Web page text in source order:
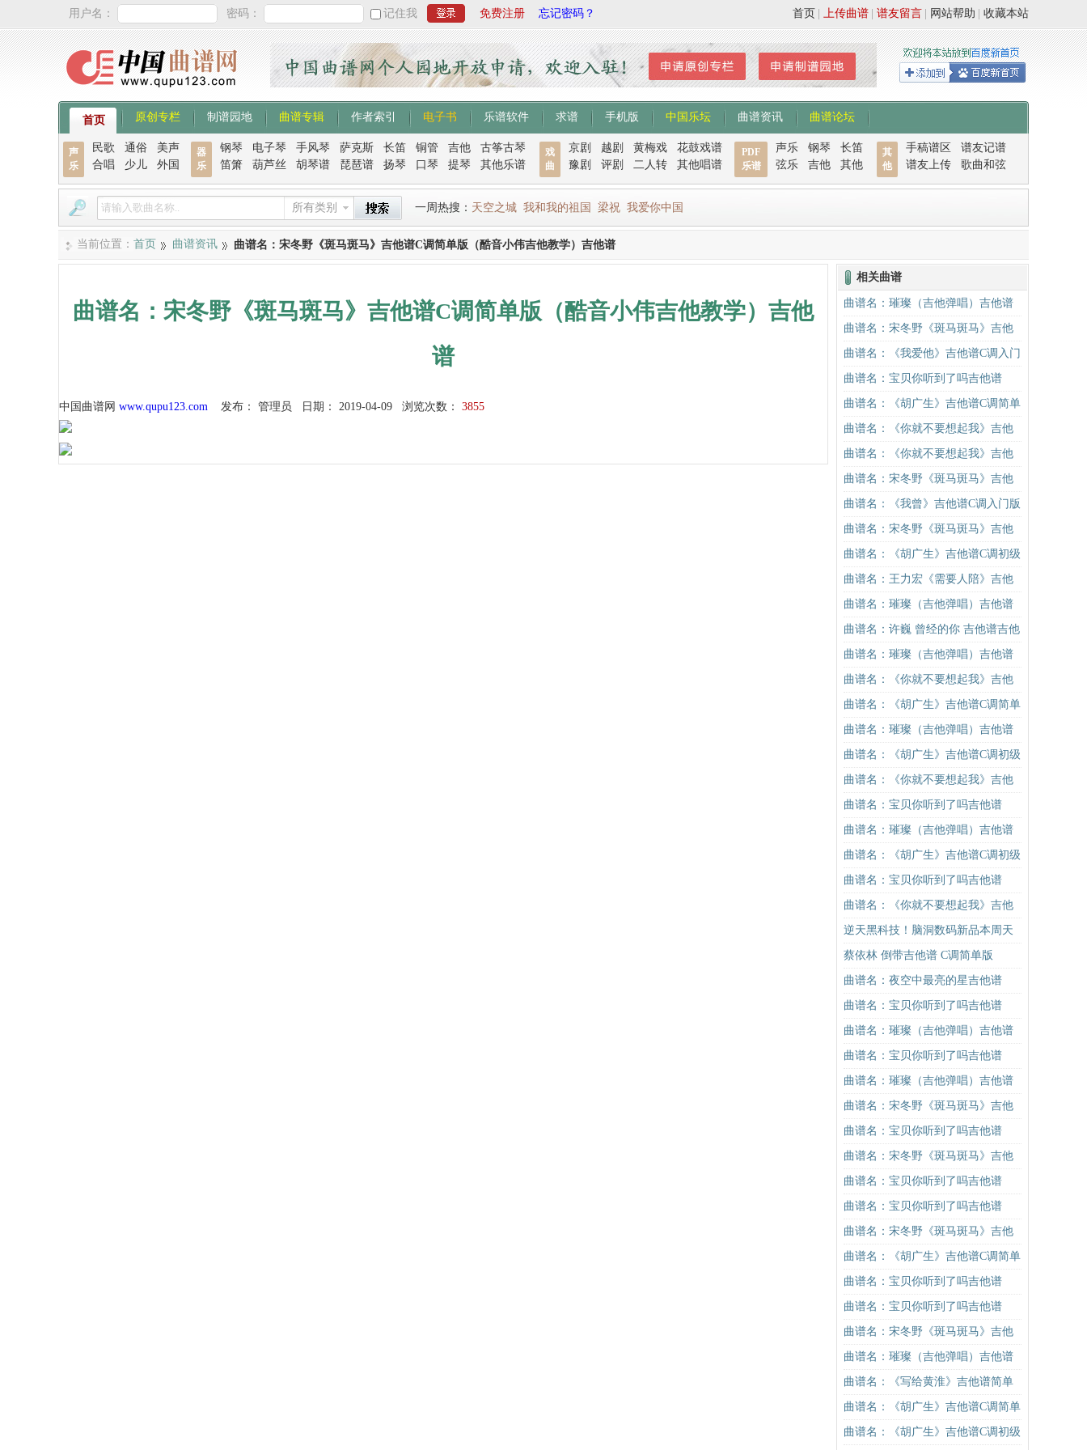
用户名： 密码： 记住我 免费注册 忘记密码？ 收藏本站
网站帮助
谱友留言
上传曲谱
首页
首页 原创专栏 制谱园地 曲谱专辑 作者索引 电子书 乐谱软件 求谱 手机版 中国乐坛 曲谱资讯 曲谱论坛
声
乐
民歌 通俗
美声
合唱
少儿 外国
器
乐
钢琴 电子琴 手风琴 萨克斯 长笛 铜管 吉他
古筝古琴
笛箫
葫芦丝 胡琴谱 琵琶谱 扬琴 口琴 提琴 其他乐谱
戏
曲
京剧 越剧 黄梅戏
花鼓戏谱
豫剧
评剧 二人转 其他唱谱
PDF
乐谱
声乐 钢琴
长笛
弦乐
吉他 其他
其
他
手稿谱区
谱友记谱
谱友上传
歌曲和弦
所有类别 一周热搜： 天空之城 我和我的祖国 梁祝 我爱你中国
当前位置： 首页 曲谱资讯 曲谱名：宋冬野《斑马斑马》吉他谱C调简单版（酷音小伟吉他教学）吉他谱
曲谱名：宋冬野《斑马斑马》吉他谱C调简单版（酷音小伟吉他教学）吉他
谱
中国曲谱网 www.qupu123.com 发布： 管理员 日期： 2019-04-09 浏览次数： 3855
相关曲谱
曲谱名：璀璨（吉他弹唱）吉他谱
曲谱名：宋冬野《斑马斑马》吉他
谱G调初级进阶版（酷音小伟吉他教
学）吉他谱
曲谱名：《我爱他》吉他谱C调入门
版 抖音热曲 丁当 高音教编配吉他
谱
曲谱名：宝贝你听到了吗吉他谱
曲谱名：《胡广生》吉他谱C调简单
版（酷音小伟吉他弹唱教学）吉他
谱
曲谱名：《你就不要想起我》吉他
谱C调简单版吉他谱
曲谱名：《你就不要想起我》吉他
谱C调简单版吉他谱
曲谱名：宋冬野《斑马斑马》吉他
谱G调初级进阶版（酷音小伟吉他教
学）吉他谱
曲谱名：《我曾》吉他谱C调入门版
隔壁老樊 高音教编配吉他谱
曲谱名：宋冬野《斑马斑马》吉他
谱C调简单版（酷音小伟吉他教学）
吉他谱
曲谱名：《胡广生》吉他谱C调初级
进阶版（酷音小伟吉他弹唱教学）
吉他谱
曲谱名：王力宏《需要人陪》吉他
谱C调原版（酷音小伟吉他教学）吉
他谱
曲谱名：璀璨（吉他弹唱）吉他谱
曲谱名：许巍 曾经的你 吉他谱吉他
谱
曲谱名：璀璨（吉他弹唱）吉他谱
曲谱名：《你就不要想起我》吉他
谱C调简单版吉他谱
曲谱名：《胡广生》吉他谱C调简单
版（酷音小伟吉他弹唱教学）吉他
谱
曲谱名：璀璨（吉他弹唱）吉他谱
曲谱名：《胡广生》吉他谱C调初级
进阶版（酷音小伟吉他弹唱教学）
吉他谱
曲谱名：《你就不要想起我》吉他
谱C调简单版吉他谱
曲谱名：宝贝你听到了吗吉他谱
曲谱名：璀璨（吉他弹唱）吉他谱
曲谱名：《胡广生》吉他谱C调初级
进阶版（酷音小伟吉他弹唱教学）
吉他谱
曲谱名：宝贝你听到了吗吉他谱
曲谱名：《你就不要想起我》吉他
谱C调简单版吉他谱
逆天黑科技！脑洞数码新品本周天
猫首发
蔡依林 倒带吉他谱 C调简单版
曲谱名：夜空中最亮的星吉他谱
曲谱名：宝贝你听到了吗吉他谱
曲谱名：璀璨（吉他弹唱）吉他谱
曲谱名：宝贝你听到了吗吉他谱
曲谱名：璀璨（吉他弹唱）吉他谱
曲谱名：宋冬野《斑马斑马》吉他
谱C调简单版（酷音小伟吉他教学）
吉他谱
曲谱名：宝贝你听到了吗吉他谱
曲谱名：宋冬野《斑马斑马》吉他
谱C调简单版（酷音小伟吉他教学）
吉他谱
曲谱名：宝贝你听到了吗吉他谱
曲谱名：宝贝你听到了吗吉他谱
曲谱名：宋冬野《斑马斑马》吉他
谱G调初级进阶版（酷音小伟吉他教
学）吉他谱
曲谱名：《胡广生》吉他谱C调简单
版（酷音小伟吉他弹唱教学）吉他
谱
曲谱名：宝贝你听到了吗吉他谱
曲谱名：宝贝你听到了吗吉他谱
曲谱名：宋冬野《斑马斑马》吉他
谱G调初级进阶版（酷音小伟吉他教
学）吉他谱
曲谱名：璀璨（吉他弹唱）吉他谱
曲谱名：《写给黄淮》吉他谱简单
版酷音小伟吉他教学吉他谱
曲谱名：《胡广生》吉他谱C调简单
版（酷音小伟吉他弹唱教学）吉他
曲谱名：《胡广生》吉他谱C调初级